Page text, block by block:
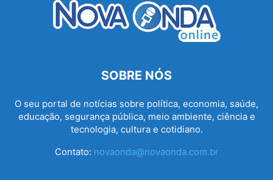
SOBRE NÓS
O seu portal de notícias sobre política, economia, saúde,
educação, segurança pública, meio ambiente, ciência e
tecnologia, cultura e cotidiano.
Contato: novaonda@novaonda.com.br